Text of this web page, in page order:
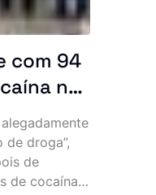
com 94
no
da
droga”,
de
de cocaína